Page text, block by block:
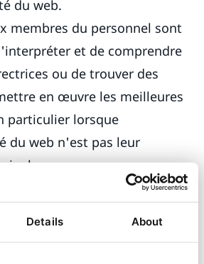
Details About
du web.
membres du personnel sont
et de comprendre
ou de trouver des
en œuvre les meilleures
particulier lorsque
du web n'est pas leur
organisations n'ont pas